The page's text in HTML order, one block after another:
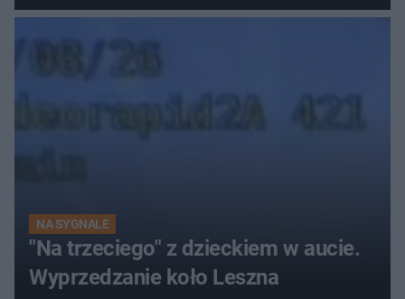
z mistrzostw Europy
NA SYGNALE
"Na trzeciego" z dzieckiem w aucie.
Wyprzedzanie koło Leszna